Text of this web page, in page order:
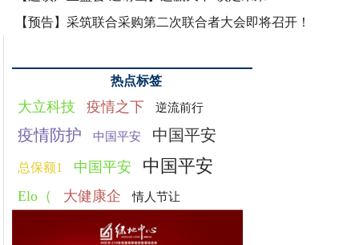
【预告】采筑联合采购第二次联合者大会即将召开！
热点标签
大立科技 疫情之下 逆流前行
疫情防护 中国平安 中国平安
总保额1 中国平安 中国平安
Elo（ 大健康企 情人节让